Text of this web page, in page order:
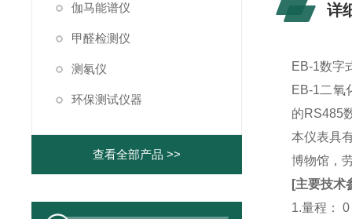
伽马能谱仪
甲醛检测仪
测氡仪
环保测试仪器
查看全部产品 >>
详
EB-1数字
EB-1二氧
的RS485
本仪表具
博物馆，
[主要技术
1.量程：